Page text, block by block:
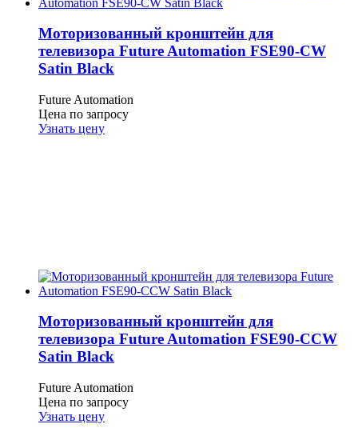
Моторизованный кронштейн для
телевизора Future Automation FSE90-CW
Satin Black
Future Automation
Цена по запросу
Узнать цену
Моторизованный кронштейн для
телевизора Future Automation FSE90-CСW
Satin Black
Future Automation
Цена по запросу
Узнать цену